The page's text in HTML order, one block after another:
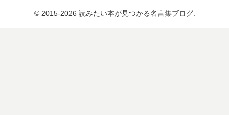
© 2015-2026 読みたい本が見つかる名言集ブログ.